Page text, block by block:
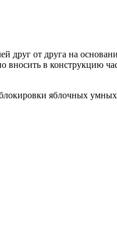
друг от друга на
в конструкцию
яблочных